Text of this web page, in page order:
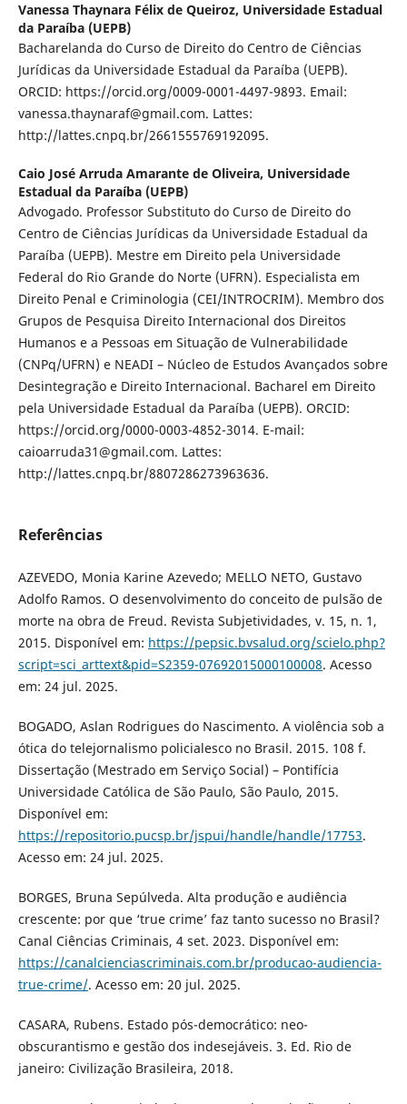
Vanessa Thaynara Félix de Queiroz, Universidade Estadual
da Paraíba (UEPB)
Bacharelanda do Curso de Direito do Centro de Ciências
Jurídicas da Universidade Estadual da Paraíba (UEPB).
ORCID: https://orcid.org/0009-0001-4497-9893. Email:
vanessa.thaynaraf@gmail.com. Lattes:
http://lattes.cnpq.br/2661555769192095.
Caio José Arruda Amarante de Oliveira, Universidade
Estadual da Paraíba (UEPB)
Advogado. Professor Substituto do Curso de Direito do
Centro de Ciências Jurídicas da Universidade Estadual da
Paraíba (UEPB). Mestre em Direito pela Universidade
Federal do Rio Grande do Norte (UFRN). Especialista em
Direito Penal e Criminologia (CEI/INTROCRIM). Membro dos
Grupos de Pesquisa Direito Internacional dos Direitos
Humanos e a Pessoas em Situação de Vulnerabilidade
(CNPq/UFRN) e NEADI – Núcleo de Estudos Avançados sobre
Desintegração e Direito Internacional. Bacharel em Direito
pela Universidade Estadual da Paraíba (UEPB). ORCID:
https://orcid.org/0000-0003-4852-3014. E-mail:
caioarruda31@gmail.com. Lattes:
http://lattes.cnpq.br/8807286273963636.
Referências
AZEVEDO, Monia Karine Azevedo; MELLO NETO, Gustavo
Adolfo Ramos. O desenvolvimento do conceito de pulsão de
morte na obra de Freud. Revista Subjetividades, v. 15, n. 1,
2015. Disponível em: https://pepsic.bvsalud.org/scielo.php?
script=sci_arttext&pid=S2359-07692015000100008. Acesso
em: 24 jul. 2025.
BOGADO, Aslan Rodrigues do Nascimento. A violência sob a
ótica do telejornalismo policialesco no Brasil. 2015. 108 f.
Dissertação (Mestrado em Serviço Social) – Pontifícia
Universidade Católica de São Paulo, São Paulo, 2015.
Disponível em:
https://repositorio.pucsp.br/jspui/handle/handle/17753.
Acesso em: 24 jul. 2025.
BORGES, Bruna Sepúlveda. Alta produção e audiência
crescente: por que ‘true crime’ faz tanto sucesso no Brasil?
Canal Ciências Criminais, 4 set. 2023. Disponível em:
https://canalcienciascriminais.com.br/producao-audiencia-
true-crime/. Acesso em: 20 jul. 2025.
CASARA, Rubens. Estado pós-democrático: neo-
obscurantismo e gestão dos indesejáveis. 3. Ed. Rio de
janeiro: Civilização Brasileira, 2018.